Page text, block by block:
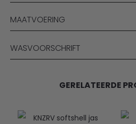
MAATVOERING
WASVOORSCHRIFT
GERELATEERDE